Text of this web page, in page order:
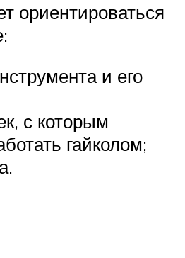
ориентироваться
и его
с которым
гайколом;